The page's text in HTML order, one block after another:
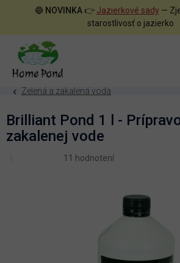
🔵 NOVINKA 👉 Jazierkové sady —
starostlivosť o jazierko
Zelená a zakalená voda
Brilliant Pond 1 l -
zakalenej vode
11 hodnotení